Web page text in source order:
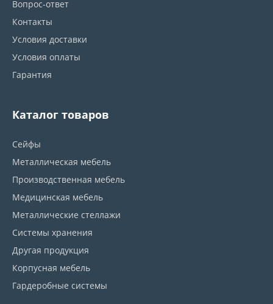
Вопрос-ответ
Контакты
Условия доставки
Условия оплаты
Гарантия
Каталог товаров
Сейфы
Металлическая мебель
Производственная мебель
Медицинская мебель
Металлические стеллажи
Системы хранения
Другая продукция
Корпусная мебель
Гардеробные системы